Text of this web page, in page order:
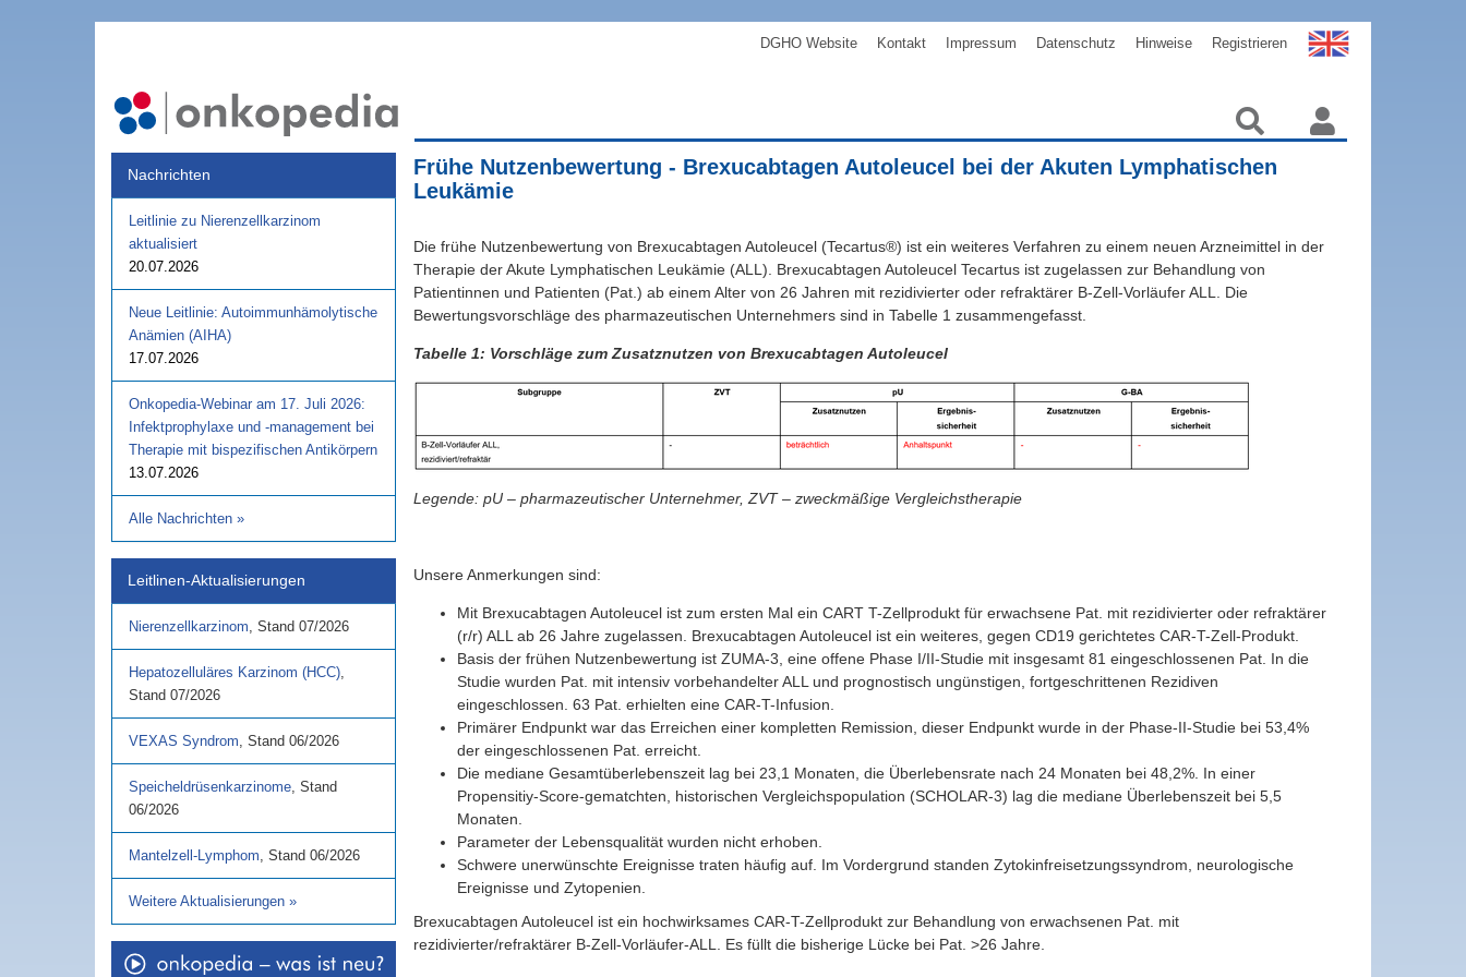
DGHO Website Kontakt Impressum Datenschutz Hinweise Registrieren
Nachrichten
Leitlinie zu Nierenzellkarzinom
aktualisiert
20.07.2026
Neue Leitlinie: Autoimmunhämolytische
Anämien (AIHA)
17.07.2026
Onkopedia-Webinar am 17. Juli 2026:
Infektprophylaxe und -management bei
Therapie mit bispezifischen Antikörpern
13.07.2026
Alle Nachrichten »
Leitlinen-Aktualisierungen
Nierenzellkarzinom, Stand 07/2026
Hepatozelluläres Karzinom (HCC),
Stand 07/2026
VEXAS Syndrom, Stand 06/2026
Speicheldrüsenkarzinome, Stand
06/2026
Mantelzell-Lymphom, Stand 06/2026
Weitere Aktualisierungen »
Frühe Nutzenbewertung - Brexucabtagen Autoleucel bei der Akuten Lymphatischen
Leukämie
Die frühe Nutzenbewertung von Brexucabtagen Autoleucel (Tecartus®) ist ein weiteres Verfahren zu einem neuen Arzneimittel in der
Therapie der Akute Lymphatischen Leukämie (ALL). Brexucabtagen Autoleucel Tecartus ist zugelassen zur Behandlung von
Patientinnen und Patienten (Pat.) ab einem Alter von 26 Jahren mit rezidivierter oder refraktärer B-Zell-Vorläufer ALL. Die
Bewertungsvorschläge des pharmazeutischen Unternehmers sind in Tabelle 1 zusammengefasst.
Tabelle 1: Vorschläge zum Zusatznutzen von Brexucabtagen Autoleucel
Legende: pU – pharmazeutischer Unternehmer, ZVT – zweckmäßige Vergleichstherapie
Unsere Anmerkungen sind:
Mit Brexucabtagen Autoleucel ist zum ersten Mal ein CART T-Zellprodukt für erwachsene Pat. mit rezidivierter oder refraktärer
(r/r) ALL ab 26 Jahre zugelassen. Brexucabtagen Autoleucel ist ein weiteres, gegen CD19 gerichtetes CAR-T-Zell-Produkt.
Basis der frühen Nutzenbewertung ist ZUMA-3, eine offene Phase I/II-Studie mit insgesamt 81 eingeschlossenen Pat. In die
Studie wurden Pat. mit intensiv vorbehandelter ALL und prognostisch ungünstigen, fortgeschrittenen Rezidiven
eingeschlossen. 63 Pat. erhielten eine CAR-T-Infusion.
Primärer Endpunkt war das Erreichen einer kompletten Remission, dieser Endpunkt wurde in der Phase-II-Studie bei 53,4%
der eingeschlossenen Pat. erreicht.
Die mediane Gesamtüberlebenszeit lag bei 23,1 Monaten, die Überlebensrate nach 24 Monaten bei 48,2%. In einer
Propensitiy-Score-gematchten, historischen Vergleichspopulation (SCHOLAR-3) lag die mediane Überlebenszeit bei 5,5
Monaten.
Parameter der Lebensqualität wurden nicht erhoben.
Schwere unerwünschte Ereignisse traten häufig auf. Im Vordergrund standen Zytokinfreisetzungssyndrom, neurologische
Ereignisse und Zytopenien.
Brexucabtagen Autoleucel ist ein hochwirksames CAR-T-Zellprodukt zur Behandlung von erwachsenen Pat. mit
rezidivierter/refraktärer B-Zell-Vorläufer-ALL. Es füllt die bisherige Lücke bei Pat. >26 Jahre.